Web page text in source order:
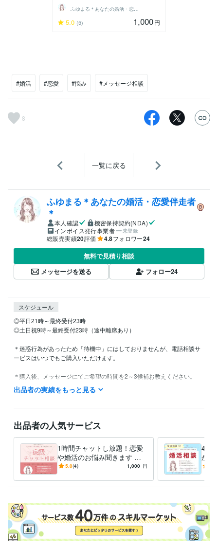
ふゆまる＊あなたの婚活・恋愛伴走者＊
5.0 (5) 1,000円
#婚活 #恋愛 #悩み #メッセージ相談
8
一覧に戻る
ふゆまる＊あなたの婚活・恋愛伴走者
＊
本人確認
機密保持契約(NDA)
インボイス発行事業者
未登録
総販売実績20評価 4.8フォロワー24
無料で見積り相談
メッセージを送る
フォロー24
スケジュール
◎平日21時～最終受付23時
◎土日祝9時～最終受付23時（途中離席あり）
＊迷惑行為があったため「待機中」にはしておりませんが、電話相談サ
ービスはいつでもご購入いただけます。
＊購入後、メッセージにてご希望の時間を2～3候補お教えください。
＊日中は本業があるため、平日18時頃まではお返事をできない場合がご
＊時間や相談内容でご不明な点がございましたら、DMにてお気軽にお問
い合わせください(*^^*)
経験職種
事務・ビジネスサポート / 事務（一般事務） 経験年数 : 15年
得意分野
雑談
語学力
中国語 日常会話レベル
出品者の実績をもっと見る
出品者の人気サービス
1時間チャットし放題！恋愛
や婚活のお悩み聞きます 男
女OK♪あなたが気づいていな
5.0(4) 1,000 円
40代
から
イチ
す！